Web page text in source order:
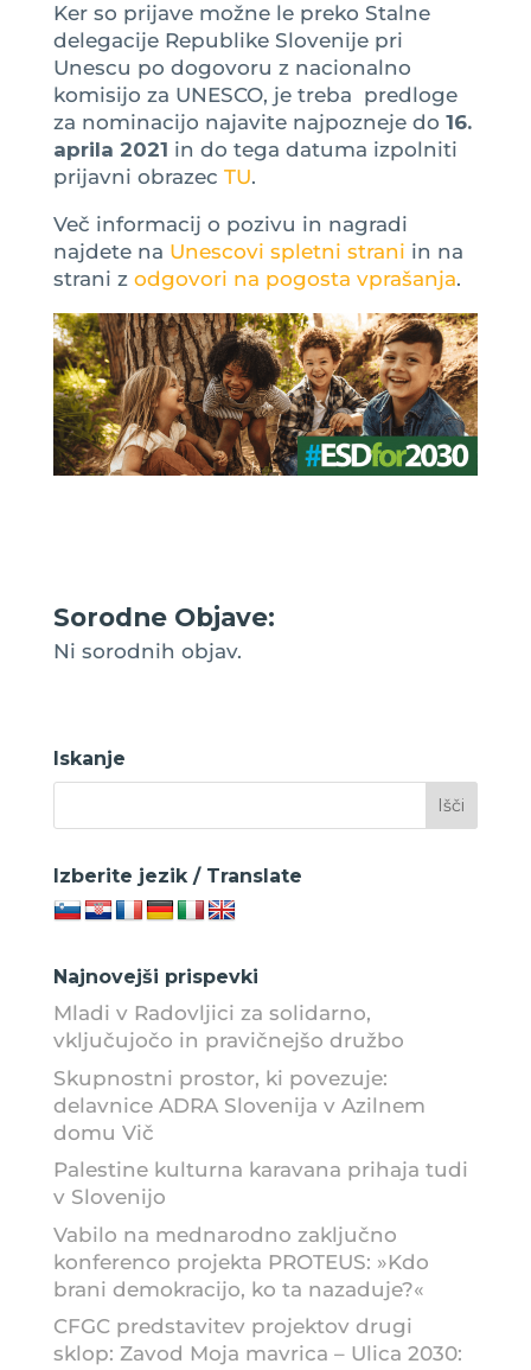
Ker so prijave možne le preko Stalne
delegacije Republike Slovenije pri
Unescu po dogovoru z nacionalno
komisijo za UNESCO, je treba predloge
za nominacijo najavite najpozneje do 16.
aprila 2021 in do tega datuma izpolniti
prijavni obrazec TU.
Več informacij o pozivu in nagradi
najdete na Unescovi spletni strani in na
strani z odgovori na pogosta vprašanja.
Sorodne Objave:
Ni sorodnih objav.
Iskanje
Izberite jezik / Translate
Najnovejši prispevki
Mladi v Radovljici za solidarno,
vključujočo in pravičnejšo družbo
Skupnostni prostor, ki povezuje:
delavnice ADRA Slovenija v Azilnem
domu Vič
Palestine kulturna karavana prihaja tudi
v Slovenijo
Vabilo na mednarodno zaključno
konferenco projekta PROTEUS: »Kdo
brani demokracijo, ko ta nazaduje?«
CFGC predstavitev projektov drugi
sklop: Zavod Moja mavrica – Ulica 2030: